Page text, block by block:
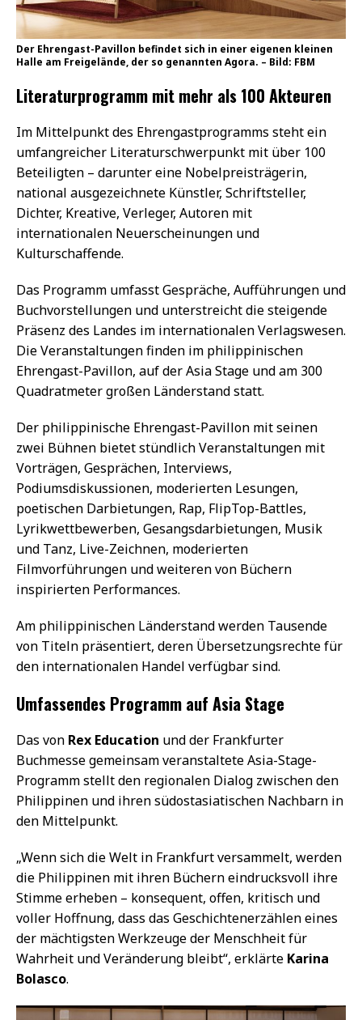
Der Ehrengast-Pavillon befindet sich in einer eigenen kleinen
Halle am Freigelände, der so genannten Agora. – Bild: FBM
Literaturprogramm mit mehr als 100 Akteuren
Im Mittelpunkt des Ehrengastprogramms steht ein
umfangreicher Literaturschwerpunkt mit über 100
Beteiligten – darunter eine Nobelpreisträgerin,
national ausgezeichnete Künstler, Schriftsteller,
Dichter, Kreative, Verleger, Autoren mit
internationalen Neuerscheinungen und
Kulturschaffende.
Das Programm umfasst Gespräche, Aufführungen und
Buchvorstellungen und unterstreicht die steigende
Präsenz des Landes im internationalen Verlagswesen.
Die Veranstaltungen finden im philippinischen
Ehrengast-Pavillon, auf der Asia Stage und am 300
Quadratmeter großen Länderstand statt.
Der philippinische Ehrengast-Pavillon mit seinen
zwei Bühnen bietet stündlich Veranstaltungen mit
Vorträgen, Gesprächen, Interviews,
Podiumsdiskussionen, moderierten Lesungen,
poetischen Darbietungen, Rap, FlipTop-Battles,
Lyrikwettbewerben, Gesangsdarbietungen, Musik
und Tanz, Live-Zeichnen, moderierten
Filmvorführungen und weiteren von Büchern
inspirierten Performances.
Am philippinischen Länderstand werden Tausende
von Titeln präsentiert, deren Übersetzungsrechte für
den internationalen Handel verfügbar sind.
Umfassendes Programm auf Asia Stage
Das von Rex Education und der Frankfurter
Buchmesse gemeinsam veranstaltete Asia-Stage-
Programm stellt den regionalen Dialog zwischen den
Philippinen und ihren südostasiatischen Nachbarn in
den Mittelpunkt.
„Wenn sich die Welt in Frankfurt versammelt, werden
die Philippinen mit ihren Büchern eindrucksvoll ihre
Stimme erheben – konsequent, offen, kritisch und
voller Hoffnung, dass das Geschichtenerzählen eines
der mächtigsten Werkzeuge der Menschheit für
Wahrheit und Veränderung bleibt“, erklärte Karina
Bolasco.